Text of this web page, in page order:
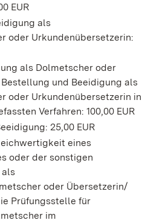
EUR
als
oder Urkundenübersetzerin:
als Dolmetscher oder
und Beeidigung als
oder Urkundenübersetzerin in
Verfahren: 100,00 EUR
25,00 EUR
eines
oder der sonstigen
als
oder Übersetzerin/
Prüfungsstelle für
im